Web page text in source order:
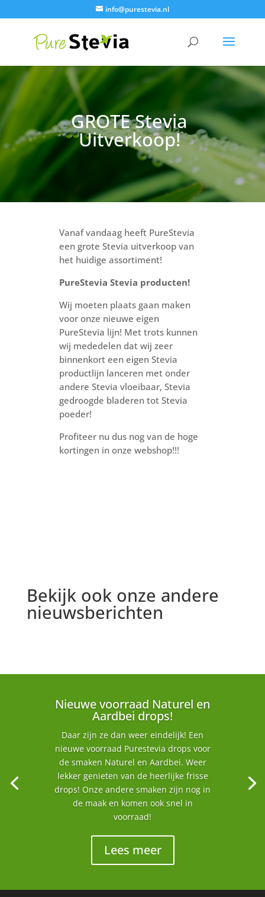
info@purestevia.nl
GROTE Stevia
Uitverkoop!
Vanaf vandaag heeft PureStevia
een grote Stevia uitverkoop van
het huidige assortiment!
PureStevia Stevia producten!
Wij moeten plaats gaan maken
voor onze nieuwe eigen
PureStevia lijn! Met trots kunnen
wij mededelen dat wij zeer
binnenkort een eigen Stevia
productlijn lanceren met onder
andere Stevia vloeibaar, Stevia
gedroogde bladeren tot Stevia
poeder!
Profiteer nu dus nog van de hoge
kortingen in onze webshop!!!
Bekijk ook onze andere
nieuwsberichten
Nieuwe voorraad Naturel en
Aardbei drops!
Daar zijn ze dan weer eindelijk! Een
nieuwe voorraad Purestevia drops voor
de smaken Naturel en Aardbei. Weer
lekker genieten van de heerlijke frisse
drops! Onze andere smaken zijn nog in
de maak en komen ook snel in
voorraad!
Lees meer